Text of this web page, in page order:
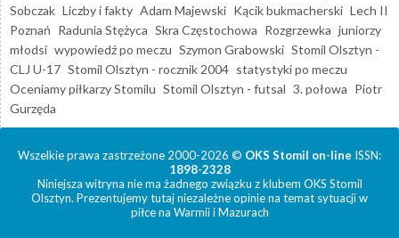
Sobczak Liczby i fakty Adam Majewski Kącik bukmacherski Lech II
Poznań Radunia Stężyca Skra Częstochowa Rozgrzewka juniorzy
młodsi wypowiedź po meczu Szymon Grabowski Stomil Olsztyn -
CLJ U-17 Stomil Olsztyn - rocznik 2004 statystyki po meczu
Oceniamy piłkarzy Stomilu Stomil Olsztyn - futsal 3. połowa Piotr
Gurzęda
Wszelkie prawa zastrzeżone 2000-2026 © OKS Stomil on-line ISSN:
1898-2328
Niniejsza witryna nie ma żadnego związku z klubem OKS Stomil
Olsztyn. Prezentujemy tutaj niezależne opinie na temat sytuacji w
piłce na Warmii i Mazurach